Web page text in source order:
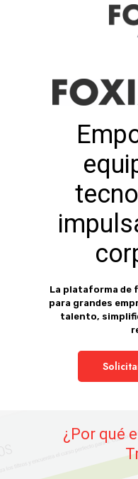
La plataforma de
para grandes
talento,
¿Por qué